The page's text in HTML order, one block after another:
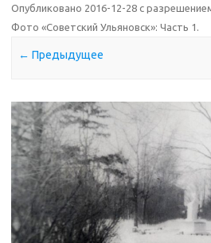
Опубликовано 2016-12-28 с
Фото «Советский Ульяновск»: Часть 1 .
← Предыдущее